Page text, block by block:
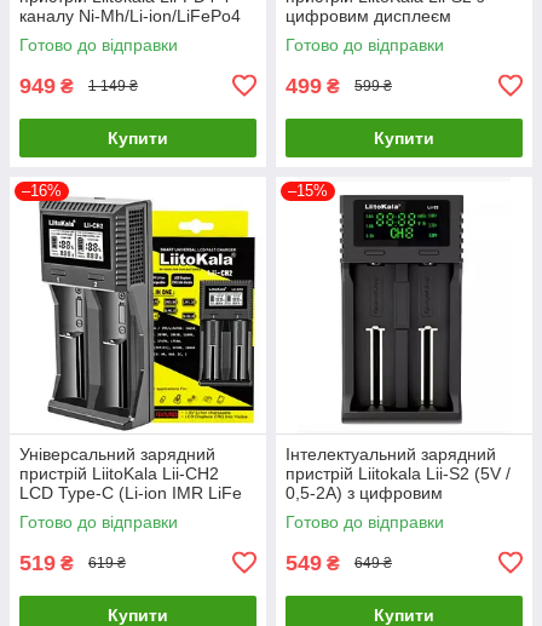
каналу Ni-Mh/Li-ion/LiFePo4
220V/12V LCD
Готово до відправки
949 ₴ 1 149 ₴
Купити
цифровим дисплеєм
Готово до відправки
499 ₴ 599 ₴
Купити
–16%
Універсальний зарядний
пристрій LiitoKala Lii-CH2
LCD Type-C (Li-ion IMR LiFe
NiMH) на 2 акумулятори
Готово до відправки
519 ₴ 619 ₴
Купити
–15%
Інтелектуальний зарядний
пристрій Liitokala Lii-S2 (5V /
0,5-2А) з цифровим
дисплеєм
Готово до відправки
549 ₴ 649 ₴
Купити